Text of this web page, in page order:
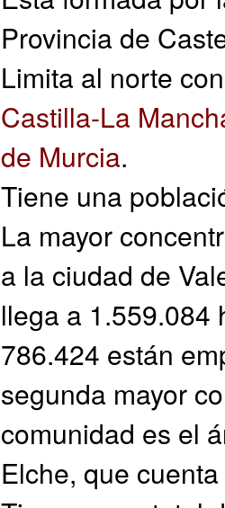
Provincia de
Limita al norte
Castilla-La
de Murcia.
Tiene una
La mayor
a la ciudad de
llega a 1.559.084
786.424 están
segunda mayor
comunidad es el
Elche, que